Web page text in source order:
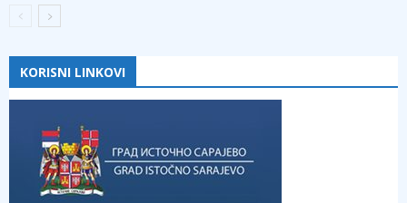
KORISNI LINKOVI